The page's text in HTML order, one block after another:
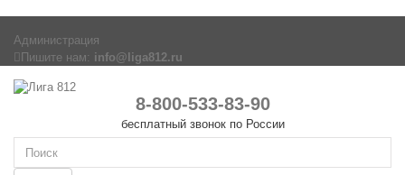
Администрация
Пишите нам: info@liga812.ru
8-800-533-83-90
бесплатный звонок по России